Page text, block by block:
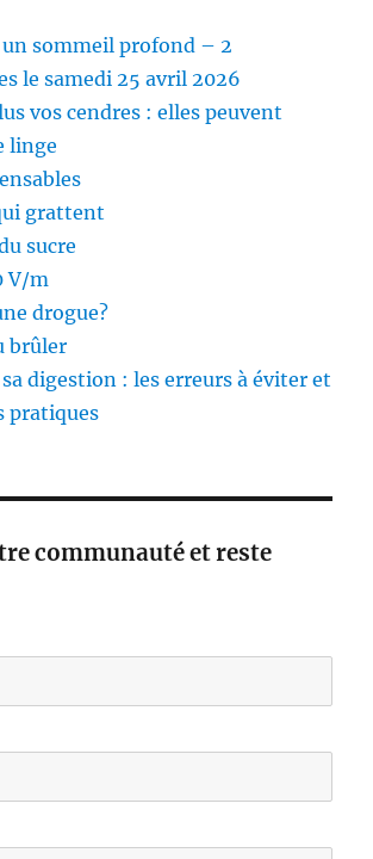
sommeil profond – 2
le samedi 25 avril 2026
vos cendres : elles peuvent
linge
grattent
sucre
V/m
drogue?
brûler
digestion : les erreurs à éviter et
pratiques
communauté et reste